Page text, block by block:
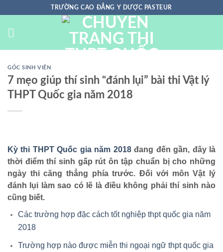
nội
TRƯỜNG CAO ĐẲNG Y DƯỢC PASTEUR
GÓC SINH VIÊN
7 mẹo giúp thí sinh “đánh lụi” bài thi Vật lý
THPT Quốc gia năm 2018
Kỳ thi THPT Quốc gia năm 2018đang đến gần, đây là
thời điểm thí sinh gấp rút ôn tập chuẩn bị cho những
ngày thi căng thẳng phía trước. Đối với môn Vật lý
đánh lụi làm sao có lẽ là điều không phải thí sinh nào
cũng biết.
Các trường hợp đặc cách tốt nghiệp thpt quốc gia năm
2018
Trường hợp nào được miễn thi ngoại ngữ thpt quốc gia